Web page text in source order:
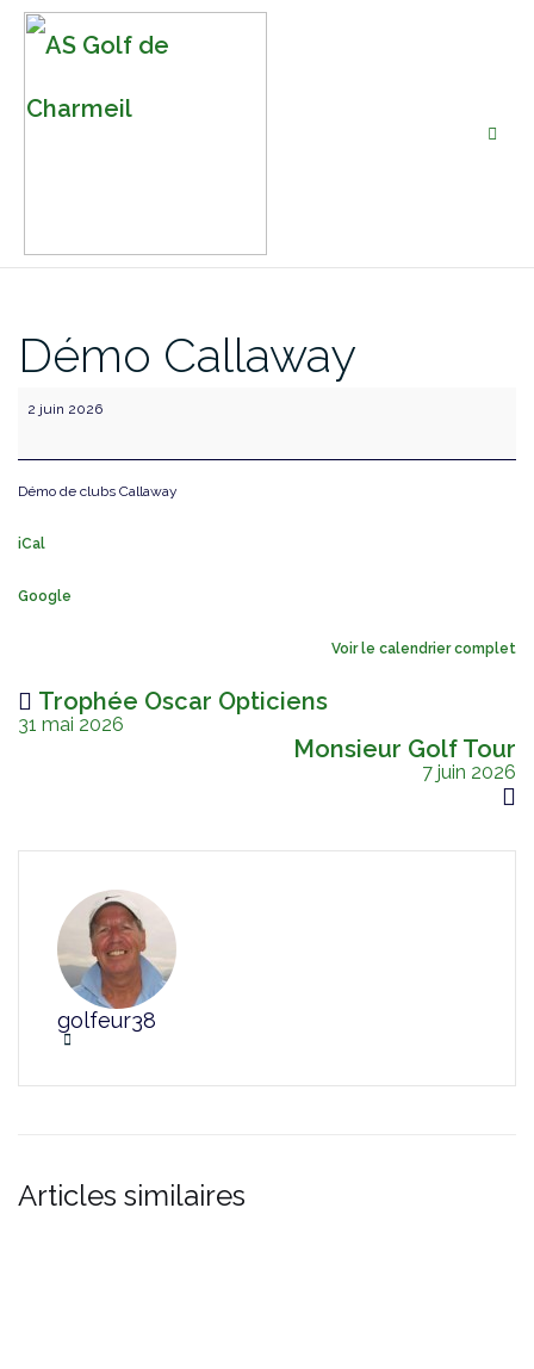
Démo Callaway
Démo
Callaway
2 juin 2026
Démo de clubs Callaway
iCal
Google
Voir le calendrier complet
Trophée Oscar Opticiens
31 mai 2026
Monsieur Golf Tour
7 juin 2026
golfeur38
Articles similaires